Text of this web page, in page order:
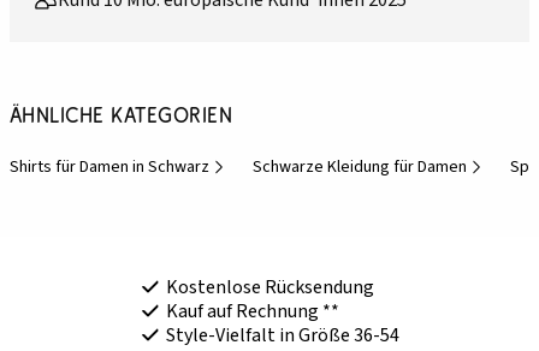
Ähnliche Kategorien
Shirts für Damen in Schwarz Schwarze Kleidung für Damen
Kostenlose Rücksendung
Kauf auf Rechnung **
Style-Vielfalt in Größe 36-54